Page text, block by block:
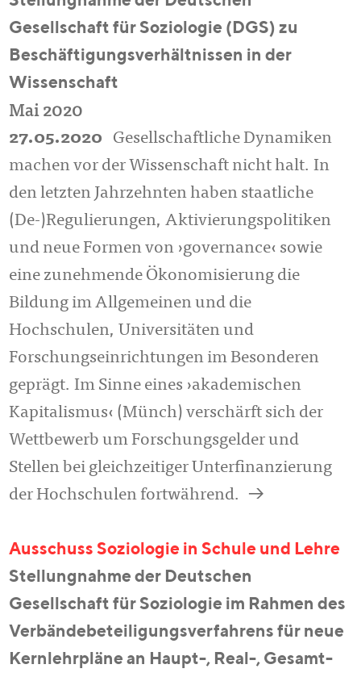
Gesellschaft für Soziologie (DGS) zu
Beschäftigungsverhältnissen in der
Wissenschaft
Mai 2020
27.05.2020
Gesellschaftliche Dynamiken
machen vor der Wissenschaft nicht halt. In
den letzten Jahrzehnten haben staatliche
(De-)Regulierungen, Aktivierungspolitiken
und neue Formen von ›governance‹ sowie
eine zunehmende Ökonomisierung die
Bildung im Allgemeinen und die
Hochschulen, Universitäten und
Forschungseinrichtungen im Besonderen
geprägt. Im Sinne eines ›akademischen
Kapitalismus‹ (Münch) verschärft sich der
Wettbewerb um Forschungsgelder und
Stellen bei gleichzeitiger Unterfinanzierung
der Hochschulen fortwährend.
a
Ausschuss Soziologie in Schule und Lehre
Stellungnahme der Deutschen
Gesellschaft für Soziologie im Rahmen des
Verbändebeteiligungsverfahrens für neue
Kernlehrpläne an Haupt-, Real-, Gesamt-